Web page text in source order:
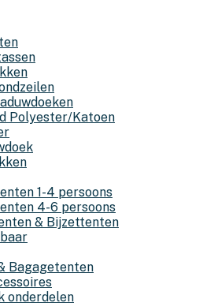
Polyester/Katoen
1-4 persoons
4-6 persoons
& Bijzettenten
Bagagetenten
onderdelen